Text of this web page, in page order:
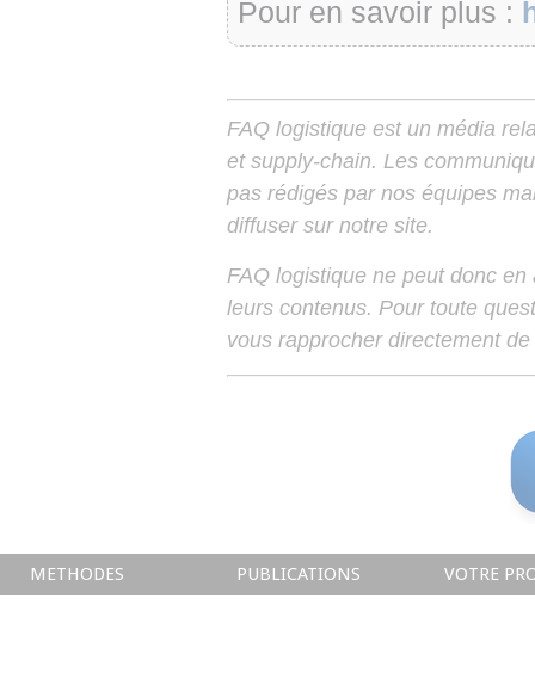
Pour en savoir plus :
FAQ logistique est un média
et supply-chain. Les
pas rédigés par nos équipes
diffuser sur notre site.
FAQ logistique ne peut donc
leurs contenus. Pour toute
vous rapprocher directement
METHODES PUBLICATIONS VOTRE